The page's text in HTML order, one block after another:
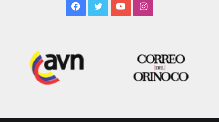
Facebook
TwitterYouTubeInstagram